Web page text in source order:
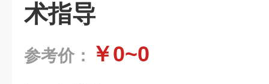
术指导
参考价： ￥0~0